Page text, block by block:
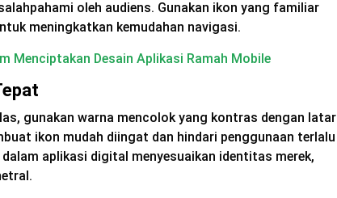
oleh audiens. Gunakan ikon yang familiar
meningkatkan kemudahan navigasi.
Menciptakan Desain Aplikasi Ramah Mobile
gunakan warna mencolok yang kontras dengan latar
ikon mudah diingat dan hindari penggunaan terlalu
aplikasi digital menyesuaikan identitas merek,